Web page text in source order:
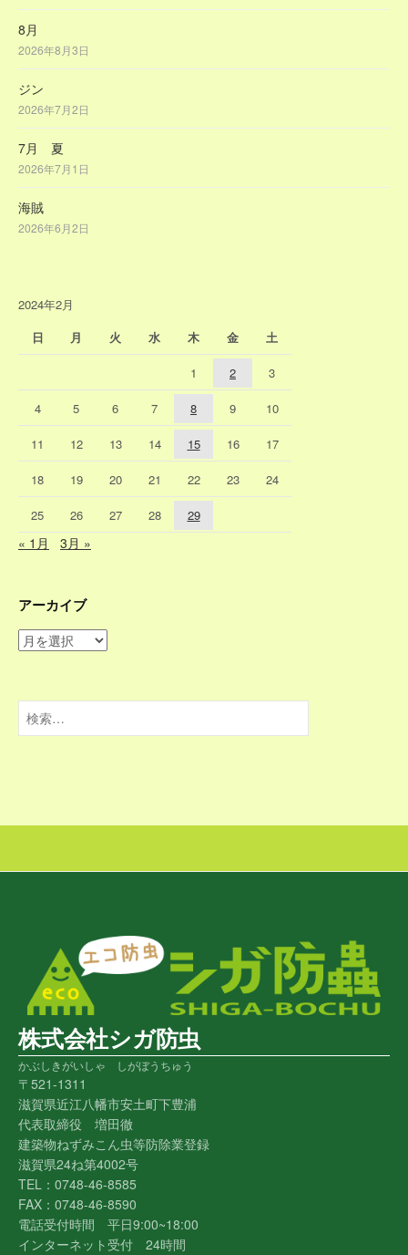
8月
2026年8月3日
ジン
2026年7月2日
7月 夏
2026年7月1日
海賊
2026年6月2日
2024年2月
日
月 火 水 木 金 土
1 2 3
4 5 6 7 8 9 10
11 12 13 14 15 16 17
18 19 20 21 22 23 24
25 26 27 28 29
« 1月 3月 »
アーカイブ
ア
イ
ブ
検
索:
株式会社シガ防虫
かぶしきがいしゃ しがぼうちゅう
〒521-1311
滋賀県近江八幡市安土町下豊浦
代表取締役 増田徹
建築物ねずみこん虫等防除業登録
滋賀県24ね第4002号
TEL：0748-46-8585
FAX：0748-46-8590
電話受付時間 平日9:00~18:00
インターネット受付 24時間